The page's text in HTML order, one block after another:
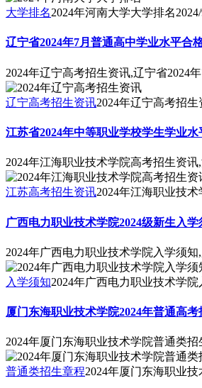
大学排名2024年河南大学大学排名
辽宁省2024年7月普通高中学业水平合
2024年辽宁高考招生资讯,辽宁省2024
辽宁高考招生资讯2024年辽宁高考招生
江苏省2024年中等职业学校学生学业
2024年江海职业技术学院高考招生资
江苏高考招生资讯2024年江海职业技
广西电力职业技术学院2024级新生入学
2024年广西电力职业技术学院入学须
入学须知2024年广西电力职业技术学院
厦门东海职业技术学院2024年普通高
2024年厦门东海职业技术学院普通类
普通类招生章程2024年厦门东海职业